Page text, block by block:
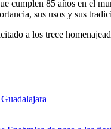
cumplen 85 años en el
sus usos y sus
a los trece